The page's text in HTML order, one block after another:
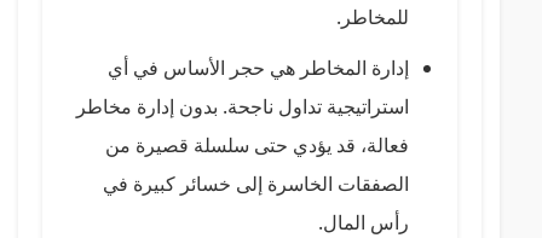
للمخاطر.
إدارة المخاطر هي حجر الأساس في أي
استراتيجية تداول ناجحة. بدون إدارة مخاطر
فعالة، قد يؤدي حتى سلسلة قصيرة من
الصفقات الخاسرة إلى خسائر كبيرة في
رأس المال.